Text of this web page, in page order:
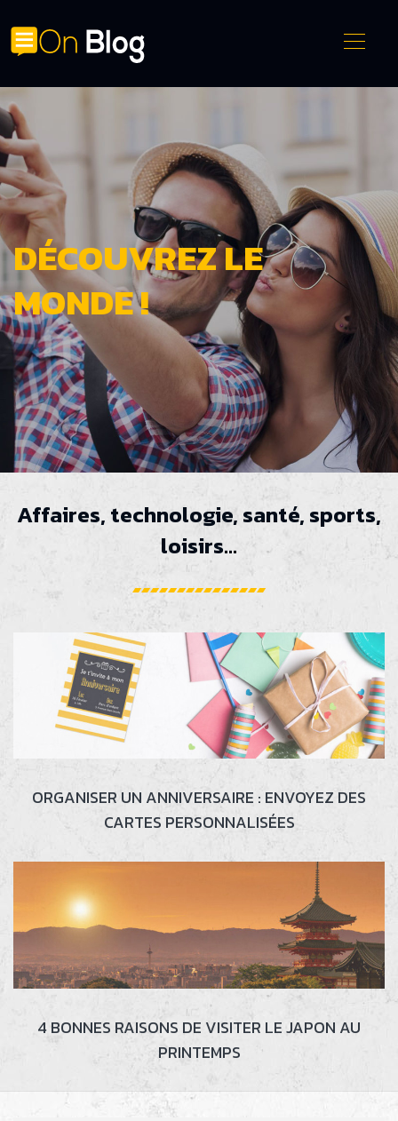
DÉCOUVREZ LE
MONDE !
Affaires, technologie, santé, sports,
loisirs...
ORGANISER UN ANNIVERSAIRE : ENVOYEZ DES
CARTES PERSONNALISÉES
4 BONNES RAISONS DE VISITER LE JAPON AU
PRINTEMPS